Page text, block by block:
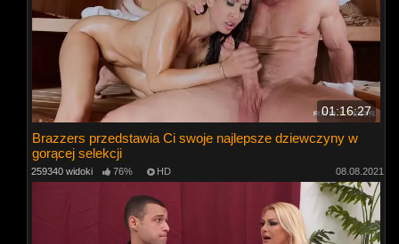
01:16:27
Brazzers przedstawia Ci swoje najlepsze dziewczyny w
gorącej selekcji
259340 widoki 76% HD 08.08.2021